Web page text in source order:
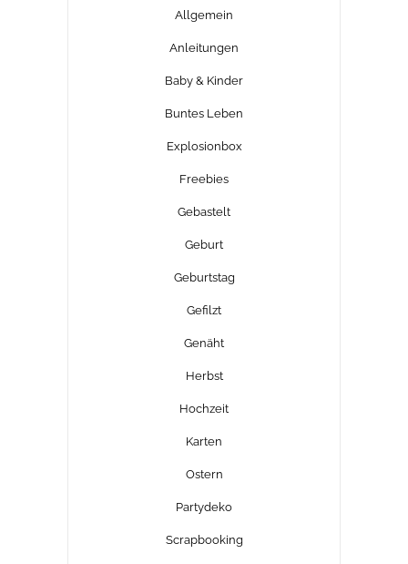
Allgemein
Anleitungen
Baby & Kinder
Buntes Leben
Explosionbox
Freebies
Gebastelt
Geburt
Geburtstag
Gefilzt
Genäht
Herbst
Hochzeit
Karten
Ostern
Partydeko
Scrapbooking